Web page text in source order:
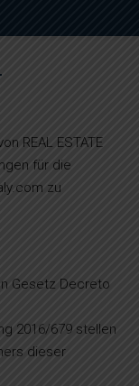
REAL ESTATE
für die
zu
Gesetz Decreto
2016/679 stellen
dieser